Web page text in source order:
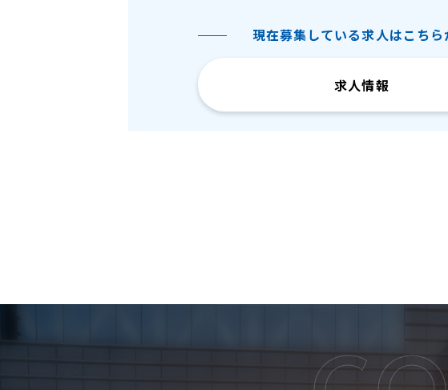
現在募集している求人はこちら
求人情報